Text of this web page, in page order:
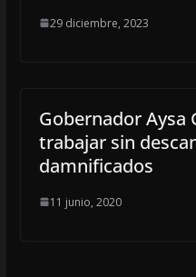
29 diciembre, 2023
Gobernador Aysa
trabajar sin
damnificados
11 junio, 2020